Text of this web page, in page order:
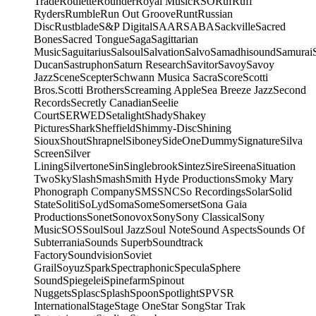
RydersRumbleRun Out GrooveRuntRussian
DiscRustbladeS&P DigitalSAARSABASackvilleSacred
BonesSacred TongueSagaSagittarian
MusicSaguitariusSalsoulSalvationSalvoSamadhisoundSamurai
DucanSastruphonSaturn ResearchSavitorSavoySavoy
JazzSceneScepterSchwann Musica SacraScoreScotti
Bros.Scotti BrothersScreaming AppleSea Breeze JazzSecond
RecordsSecretly CanadianSeelie
CourtSERWEDSetalightShadyShakey
PicturesSharkSheffieldShimmy-DiscShining
SiouxShoutShrapnelSiboneySideOneDummySignatureSilva
ScreenSilver
LiningSilvertoneSinSinglebrookSintezSireSireenaSituation
TwoSkySlashSmashSmith Hyde ProductionsSmoky Mary
Phonograph CompanySMSSNCSo RecordingsSolarSolid
StateSolitiSoLydSomaSomeSomersetSona Gaia
ProductionsSonetSonovoxSonySony ClassicalSony
MusicSOSSoulSoul JazzSoul NoteSound AspectsSounds Of
SubterraniaSounds SuperbSoundtrack
FactorySoundvisionSoviet
GrailSoyuzSparkSpectraphonicSpeculaSphere
SoundSpiegeleiSpinefarmSpinout
NuggetsSplascSplashSpoonSpotlightSPVSR
InternationalStageStage OneStar SongStar Trak